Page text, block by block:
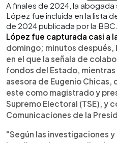
A finales de 2024, la abogada
López fue incluida en la lista
de 2024 publicada por la
López fue capturada casi a
domingo; minutos después,
en el que la señala de
fondos del Estado,
asesora de Eugenio
este como magistrado y
Supremo Electoral (TSE), y
Comunicaciones de la
"Según las investigaciones